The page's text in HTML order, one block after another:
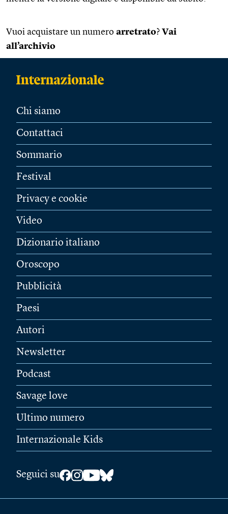
Vuoi acquistare un numero arretrato? Vai
all’archivio
Chi siamo
Contattaci
Sommario
Festival
Privacy e cookie
Video
Dizionario italiano
Oroscopo
Pubblicità
Paesi
Autori
Newsletter
Podcast
Savage love
Ultimo numero
Internazionale Kids
Seguici su